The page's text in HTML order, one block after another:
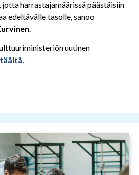
harrastajamäärissä päästäisiin
edeltävälle tasolle, sanoo
uutinen
täältä.